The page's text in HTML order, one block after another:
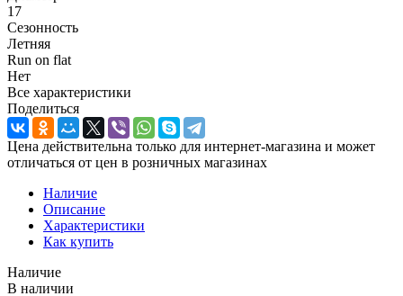
17
Сезонность
Летняя
Run on flat
Нет
Все характеристики
Поделиться
Цена действительна только для интернет-магазина и может
отличаться от цен в розничных магазинах
Наличие
Описание
Характеристики
Как купить
Наличие
В наличии